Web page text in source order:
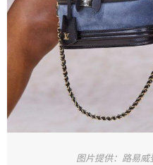
图片提供：路易威